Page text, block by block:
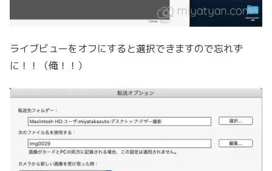
ライブビューをオフにすると選択できますので忘れず
に！！（俺！！）